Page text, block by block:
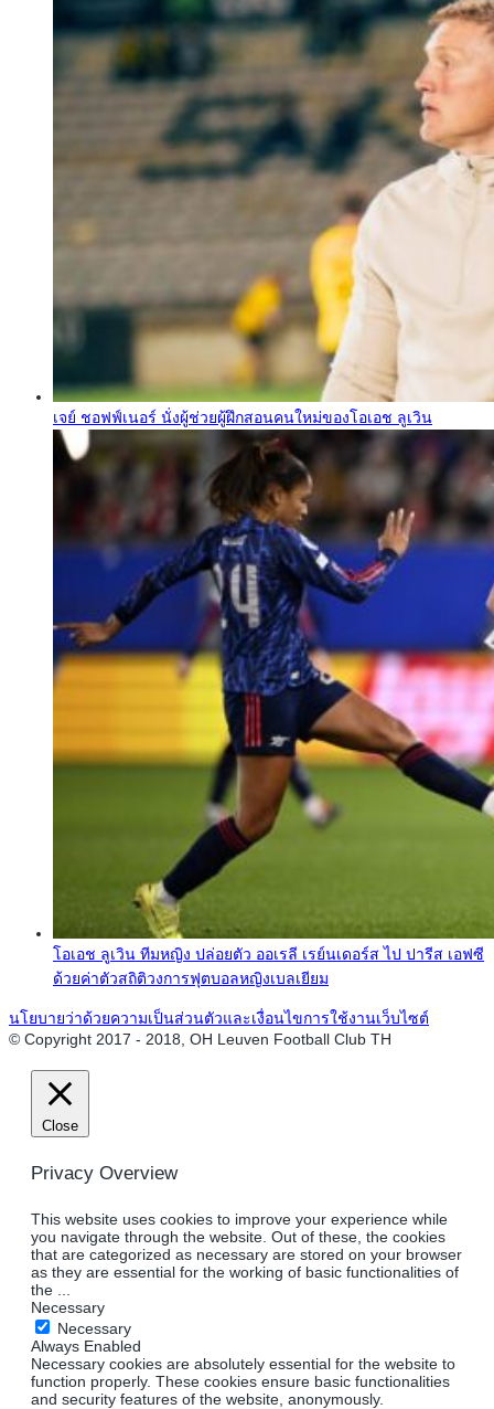
เจย์ ชอฟฟ์เนอร์ นั่งผู้ช่วยผู้ฝึกสอนคนใหม่ของโอเอช ลูเวิน
โอเอช ลูเวิน ทีมหญิง ปล่อยตัว ออเรลี เรย์นเดอร์ส ไป ปารีส เอฟซี
ด้วยค่าตัวสถิติวงการฟุตบอลหญิงเบลเยียม
นโยบายว่าด้วยความเป็นส่วนตัวและเงื่อนไขการใช้งานเว็บไซต์
© Copyright 2017 - 2018, OH Leuven Football Club TH
Close
Privacy Overview
This website uses cookies to improve your experience while
you navigate through the website. Out of these, the cookies
that are categorized as necessary are stored on your browser
as they are essential for the working of basic functionalities of
the
Necessary
Necessary
Always Enabled
Necessary cookies are absolutely essential for the website to
function properly. These cookies ensure basic functionalities
and security features of the website, anonymously.